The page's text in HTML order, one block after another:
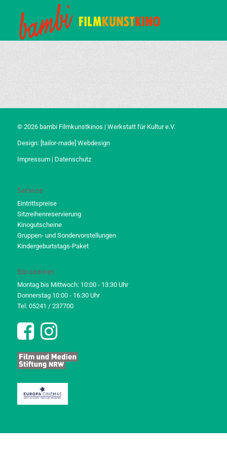
© 2026 bambi Filmkunstkinos | Werkstatt für Kultur e.V.
Design: [tailor-made] Webdesign
Impressum| Datenschutz
Service
Eintrittspreise
Sitzreihenreservierung
Kinogutscheine
Gruppen- und Sondervorstellungen
Kindergeburtstags-Paket
Bürozeiten
Montag bis Mittwoch: 10:00 - 13:30 Uhr
Donnerstag 10:00 - 16:30 Uhr
Tel. 05241 / 237700